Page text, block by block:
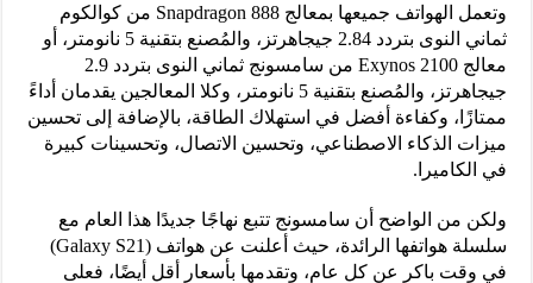
وتعمل الهواتف جميعها بمعالج Snapdragon 888 من كوالكوم
ثماني النوى بتردد 2.84 جيجاهرتز، والمُصنع بتقنية 5 نانومتر، أو
معالج Exynos 2100 من سامسونج ثماني النوى بتردد 2.9
جيجاهرتز، والمُصنع بتقنية 5 نانومتر، وكلا المعالجين يقدمان أداءً
ممتازًا، وكفاءة أفضل في استهلاك الطاقة، بالإضافة إلى تحسين
ميزات الذكاء الاصطناعي، وتحسين الاتصال، وتحسينات كبيرة
في الكاميرا.
ولكن من الواضح أن سامسونج تتبع نهاجًا جديدًا هذا العام مع
سلسلة هواتفها الرائدة، حيث أعلنت عن هواتف (Galaxy S21)
في وقت باكر عن كل عام، وتقدمها بأسعار أقل أيضًا، فعلى